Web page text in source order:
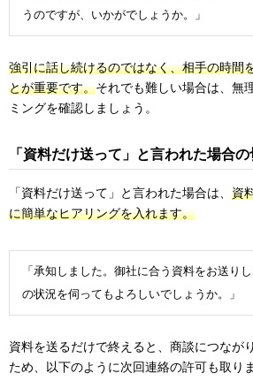
うのですが、いかがでしょうか。」
強引に話し続けるのではなく、相手の時間
とが重要です。それでも難しい場合は、無
ミングを確認しましょう。
「資料だけ送って」と言われた場合の
「資料だけ送って」と言われた場合は、 資
に簡単なヒアリングを入れます。
「承知しました。御社に合う資料をお送り
の状況を伺ってもよろしいでしょうか。」
資料を送るだけで終えると、商談につなが
ため、以下のように次回連絡の許可も取り